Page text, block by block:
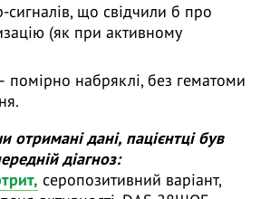
що свідчили б про
(як при активному
помірно набряклі, без гематоми
отримані дані, пацієнтці був
діагноз:
серопозитивний варіант,